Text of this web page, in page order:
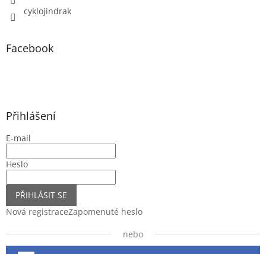
cyklojindrak
Facebook
Přihlášení
E-mail
Heslo
PŘIHLÁSIT SE
Nová registraceZapomenuté heslo
nebo